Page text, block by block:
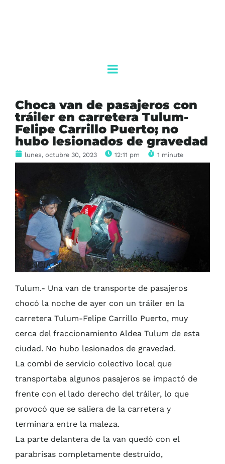
Choca van de pasajeros con
tráiler en carretera Tulum-
Felipe Carrillo Puerto; no
hubo lesionados de gravedad
lunes, octubre 30, 2023 12:11 pm 1 minute
AGENCIA SIM
Tulum.- Una van de transporte de pasajeros
chocó la noche de ayer con un tráiler en la
carretera Tulum-Felipe Carrillo Puerto, muy
cerca del fraccionamiento Aldea Tulum de esta
ciudad. No hubo lesionados de gravedad.
La combi de servicio colectivo local que
transportaba algunos pasajeros se impactó de
frente con el lado derecho del tráiler, lo que
provocó que se saliera de la carretera y
terminara entre la maleza.
La parte delantera de la van quedó con el
parabrisas completamente destruido,